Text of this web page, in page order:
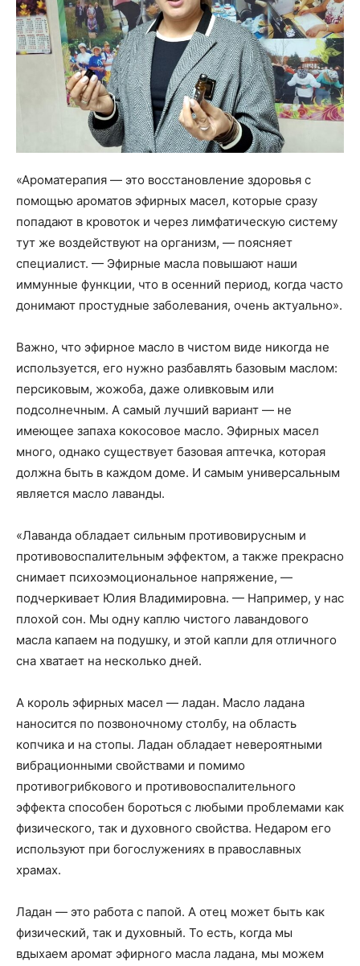
«Ароматерапия — это восстановление здоровья с
помощью ароматов эфирных масел, которые сразу
попадают в кровоток и через лимфатическую систему
тут же воздействуют на организм, — поясняет
специалист. — Эфирные масла повышают наши
иммунные функции, что в осенний период, когда часто
донимают простудные заболевания, очень актуально».
Важно, что эфирное масло в чистом виде никогда не
используется, его нужно разбавлять базовым маслом:
персиковым, жожоба, даже оливковым или
подсолнечным. А самый лучший вариант — не
имеющее запаха кокосовое масло. Эфирных масел
много, однако существует базовая аптечка, которая
должна быть в каждом доме. И самым универсальным
является масло лаванды.
«Лаванда обладает сильным противовирусным и
противовоспалительным эффектом, а также прекрасно
снимает психоэмоциональное напряжение, —
подчеркивает Юлия Владимировна. — Например, у нас
плохой сон. Мы одну каплю чистого лавандового
масла капаем на подушку, и этой капли для отличного
сна хватает на несколько дней.
А король эфирных масел — ладан. Масло ладана
наносится по позвоночному столбу, на область
копчика и на стопы. Ладан обладает невероятными
вибрационными свойствами и помимо
противогрибкового и противовоспалительного
эффекта способен бороться с любыми проблемами как
физического, так и духовного свойства. Недаром его
используют при богослужениях в православных
храмах.
Ладан — это работа с папой. А отец может быть как
физический, так и духовный. То есть, когда мы
вдыхаем аромат эфирного масла ладана, мы можем